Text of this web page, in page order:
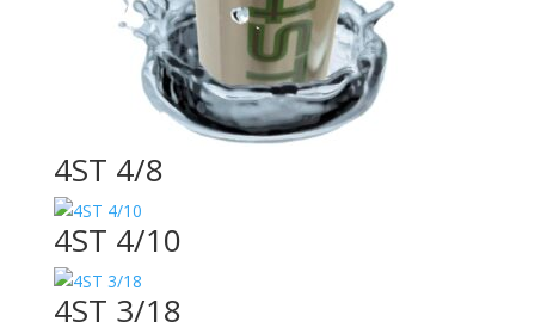
4ST 4/8
4ST 4/10
4ST 3/18